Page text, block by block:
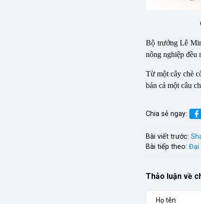
Bộ trưởng Lê
nông nghiệp đều
Từ một cây chè
bán cả một câu
Chia sẻ ngay:
Bài viết trước:
Bài tiếp theo: Đại
Thảo luận về